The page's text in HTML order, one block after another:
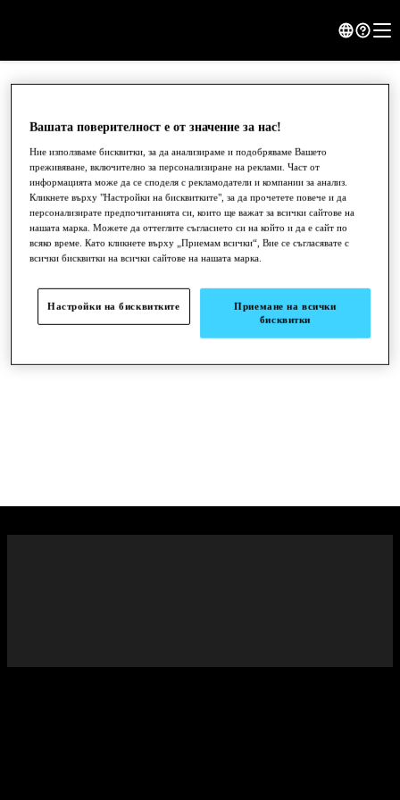
●●●
Вашата поверителност е от значение за нас!
Ние използваме бисквитки, за да анализираме и подобряваме Вашето
преживяване, включително за персонализиране на реклами. Част от
информацията може да се споделя с рекламодатели и компании за анализ.
Кликнете върху "Настройки на бисквитките", за да прочетете повече и да
персонализирате предпочитанията си, които ще важат за всички сайтове на
нашата марка. Можете да оттеглите съгласието си на който и да е сайт по
всяко време. Като кликнете върху „Приемам всички“, Вие се съгласявате с
всички бисквитки на всички сайтове на нашата марка.
Настройки на бисквитките
Приемане на всички
бисквитки